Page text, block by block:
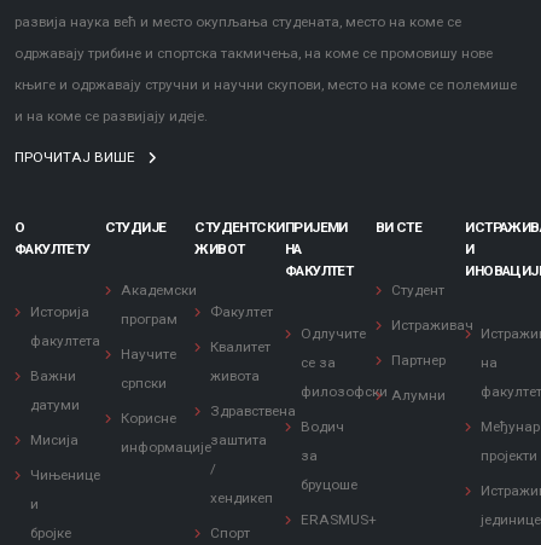
развија наука већ и место окупљања студената, место на коме се
одржавају трибине и спортска такмичења, на коме се промовишу нове
књиге и одржавају стручни и научни скупови, место на коме се полемише
и на коме се развијају идеје.
ПРОЧИТАЈ ВИШЕ
О
ФАКУЛТЕТУ
Историја
факултета
Важни
датуми
Мисија
Чињенице
и
бројке
СТУДИЈЕ
Академски
програм
Научите
српски
Корисне
информације
СТУДЕНТСКИ
ЖИВОТ
Факултет
Квалитет
живота
Здравствена
заштита
/
хендикеп
Спорт
ПРИЈЕМИ
НА
ФАКУЛТЕТ
Одлучите
се за
филозофски
Водич
за
бруцоше
ERASMUS+
ВИ СТЕ
Студент
Истраживач
Партнер
Алумни
И
на
пројекти
јединице